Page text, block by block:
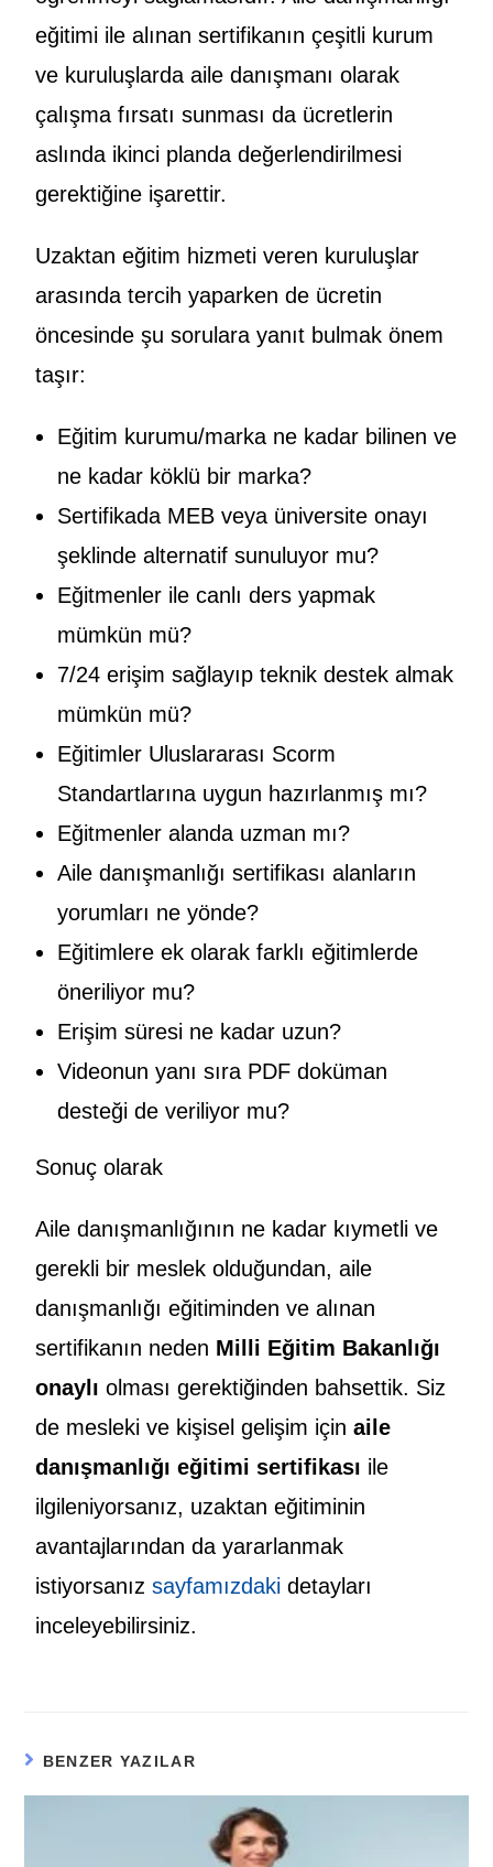
eğitimi ile alınan sertifikanın çeşitli kurum
ve kuruluşlarda aile danışmanı olarak
çalışma fırsatı sunması da ücretlerin
aslında ikinci planda değerlendirilmesi
gerektiğine işarettir.
Uzaktan eğitim hizmeti veren kuruluşlar
arasında tercih yaparken de ücretin
öncesinde şu sorulara yanıt bulmak önem
taşır:
Eğitim kurumu/marka ne kadar bilinen ve
ne kadar köklü bir marka?
Sertifikada MEB veya üniversite onayı
şeklinde alternatif sunuluyor mu?
Eğitmenler ile canlı ders yapmak
mümkün mü?
7/24 erişim sağlayıp teknik destek almak
mümkün mü?
Eğitimler Uluslararası Scorm
Standartlarına uygun hazırlanmış mı?
Eğitmenler alanda uzman mı?
Aile danışmanlığı sertifikası alanların
yorumları ne yönde?
Eğitimlere ek olarak farklı eğitimlerde
öneriliyor mu?
Erişim süresi ne kadar uzun?
Videonun yanı sıra PDF doküman
desteği de veriliyor mu?
Sonuç olarak
Aile danışmanlığının ne kadar kıymetli ve
gerekli bir meslek olduğundan, aile
danışmanlığı eğitiminden ve alınan
sertifikanın neden Milli Eğitim Bakanlığı
onaylı olması gerektiğinden bahsettik. Siz
de mesleki ve kişisel gelişim içinaile
danışmanlığı eğitimi sertifikası ile
ilgileniyorsanız, uzaktan eğitiminin
avantajlarından da yararlanmak
istiyorsanız sayfamızdakidetayları
inceleyebilirsiniz.
BENZER YAZILAR